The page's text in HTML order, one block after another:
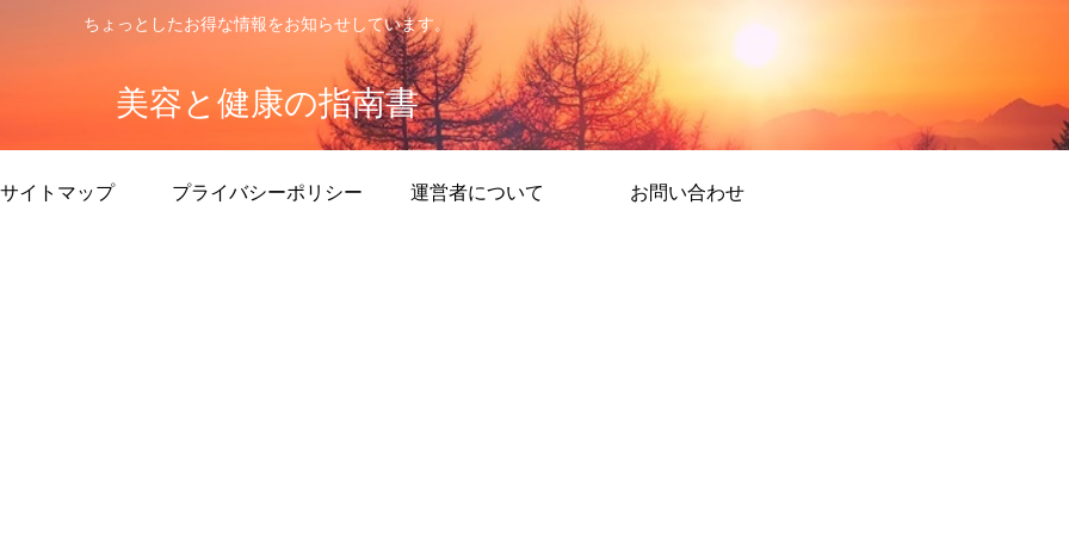
ちょっとしたお得な情報をお知らせしています。
美容と健康の指南書
サイトマップ プライバシーポリシー 運営者について お問い合わせ